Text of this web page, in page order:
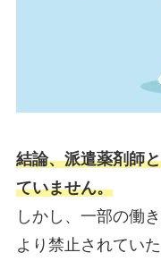
結論、派遣薬剤師
ていません。
しかし、一部の働
より禁止されてい